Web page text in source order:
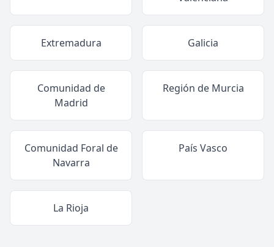
Extremadura Galicia
Comunidad de
Madrid
Región de Murcia
Comunidad Foral de
Navarra
País Vasco
La Rioja